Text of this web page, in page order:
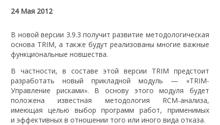
24 Мая 2012
В новой версии 3.9.3 получит развитие методологическая
основа TRIM, а также будут реализованы многие важные
функциональные новшества.
В частности, в составе этой версии TRIM предстоит
разработать новый прикладной модуль — «TRIM-
Управление рисками». В основу этого модуля будет
положена известная методология RCM-анализа,
имеющая целью выбор программ работ, применимых
и эффективных в отношении того или иного вида отказа.